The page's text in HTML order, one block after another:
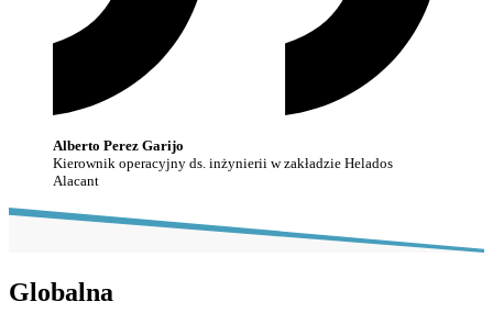
Alberto Perez Garijo
Kierownik operacyjny ds. inżynierii w zakładzie Helados
Alacant
Globalna